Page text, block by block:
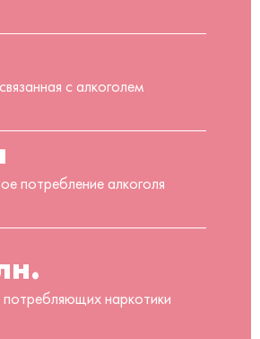
с алкоголем
потребление алкоголя
наркотики